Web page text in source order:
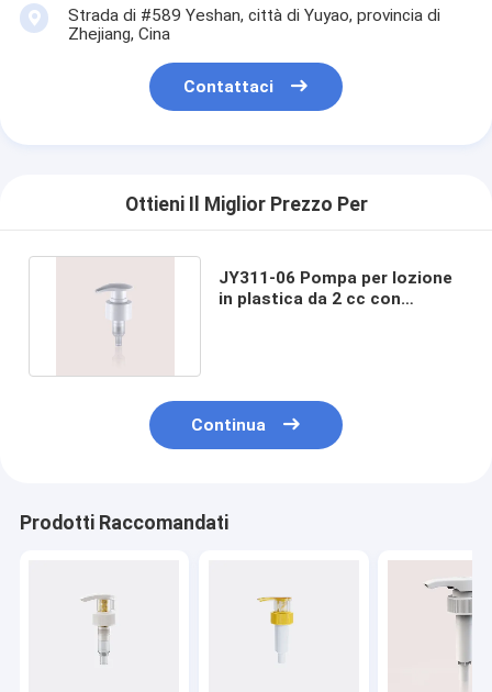
Strada di #589 Yeshan, città di Yuyao, provincia di
Zhejiang, Cina
Contattaci
Ottieni Il Miglior Prezzo Per
JY311-06 Pompa per lozione
in plastica da 2 cc con
Continua
Prodotti Raccomandati